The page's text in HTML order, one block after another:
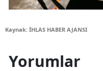
Kaynak: İHLAS HABER AJANSI
Yorumlar